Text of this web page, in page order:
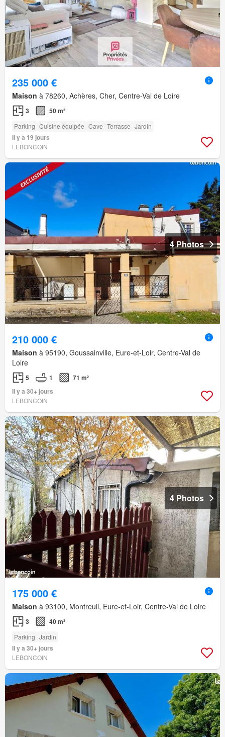
235 000 €
Maison à 78260, Achères, Cher, Centre-Val de Loire
3 50 m²
Parking Cuisine équipée Cave Terrasse Jardin
Il y a 19 jours
LEBONCOIN
4 Photos
210 000 €
Maison à 95190, Goussainville, Eure-et-Loir, Centre-Val de
Loire
5 1
71 m²
Il y a 30+ jours
LEBONCOIN
4 Photos
175 000 €
Maison à 93100, Montreuil, Eure-et-Loir, Centre-Val de Loire
3 40 m²
Parking Jardin
Il y a 30+ jours
LEBONCOIN